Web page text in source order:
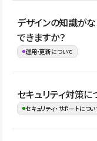
ない段階でも、お問
お問合せはこちら
公開ページ数、バージ
管理の有無などがプ
ージをご覧ください。
デザインの知識が
できますか？
運用・更新について
はい。CMSやコンポ
ことで、デザインを
セキュリティ対策に
セキュリティ・サポートについ